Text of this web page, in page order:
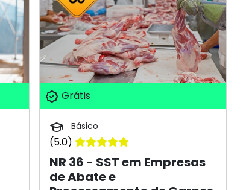
Grátis
Básico
(5.0)
NR 36 - SST em Empresas
de Abate e